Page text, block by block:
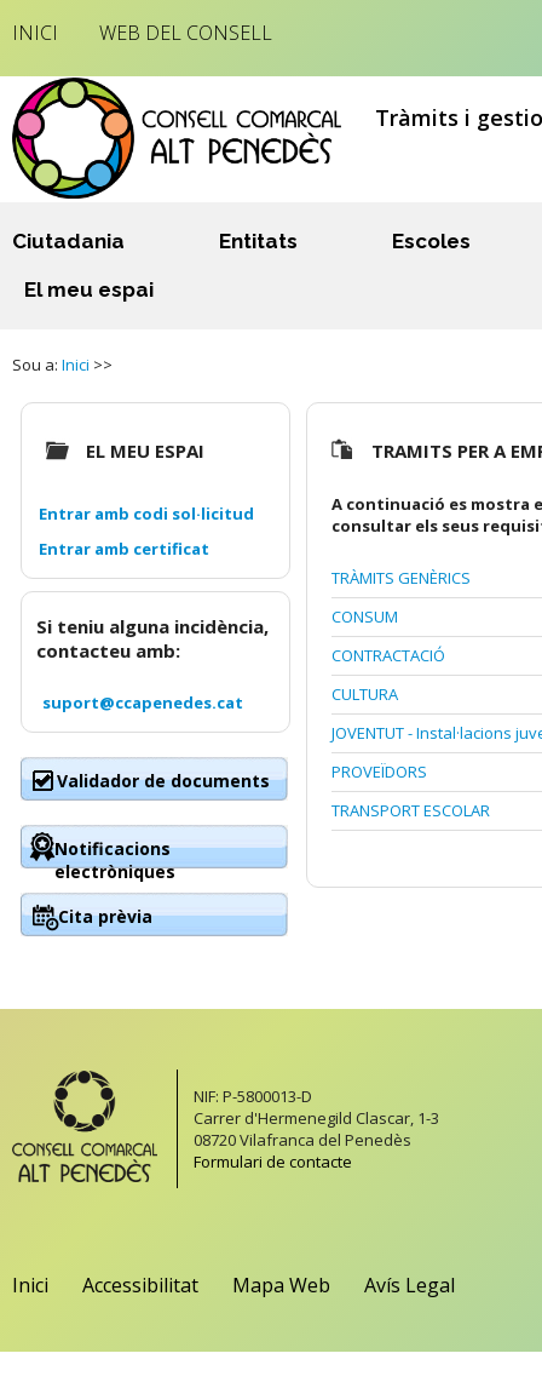
INICI WEB DEL CONSELL
Tràmits i
Ciutadania Entitats
Escoles
El meu espai
Sou a: Inici >>
TRAMITS PER A
A continuació es mostra
consultar els seus
TRÀMITS GENÈRICS
CONSUM
CONTRACTACIÓ
CULTURA
JOVENTUT - Instal·lacions
PROVEÏDORS
TRANSPORT ESCOLAR
EL MEU ESPAI
Entrar amb codi sol·licitud
Si teniu alguna incidència,
contacteu amb:
suport@ccapenedes.cat
Validador de documents
Notificacions
electròniques
Cita prèvia
NIF: P-5800013-D
Carrer d'Hermenegild Clascar, 1-3
08720 Vilafranca del Penedès
Formulari de contacte
Inici Accessibilitat Mapa Web Avís Legal